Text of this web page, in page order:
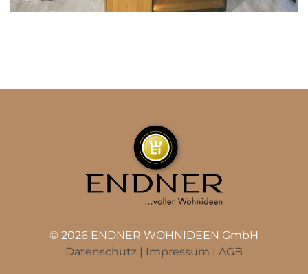
© 2026 ENDNER WOHNIDEEN GmbH
Datenschutz | Impressum | AGB